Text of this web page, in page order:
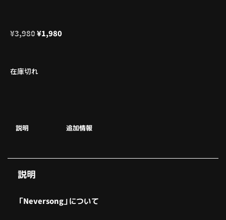
¥3,980¥1,980
在庫切れ
説明 追加情報
説明
「Neversong」について